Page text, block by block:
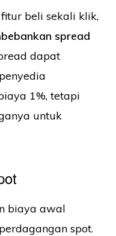
beli sekali klik,
spread
dapat
1%, tetapi
untuk
biaya awal
spot.